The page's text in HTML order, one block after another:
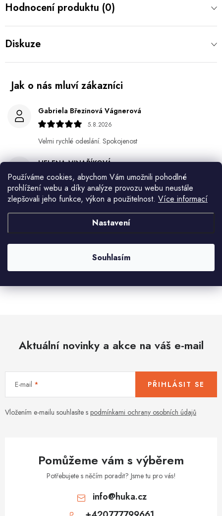
Používáme cookies, abychom Vám umožnili pohodlné
prohlížení webu a díky analýze provozu webu neustále
zlepšovali jeho funkce, výkon a použitelnost. Více informací
Nastavení
Souhlasím
Hodnocení produktu (0)
Diskuze
Gabriela Březinová Vágnerová
5.8.2026
Velmi rychlé odeslání. Spokojenost
HELENA MINAŘÍKOVÁ
5.8.2026
Je sice větší ale vypadá dobře
Ivana Mimrackova
4.8.2026
2.8.2026
Aktuální novinky a akce na váš e-mail
E-mail
Vložením e-mailu souhlasíte s podmínkami ochrany osobních údajů
PŘIHLÁSIT SE
Pomůžeme vám s výběrem
Potřebujete s něčím poradit? Jsme tu pro vás!
info@huka.cz